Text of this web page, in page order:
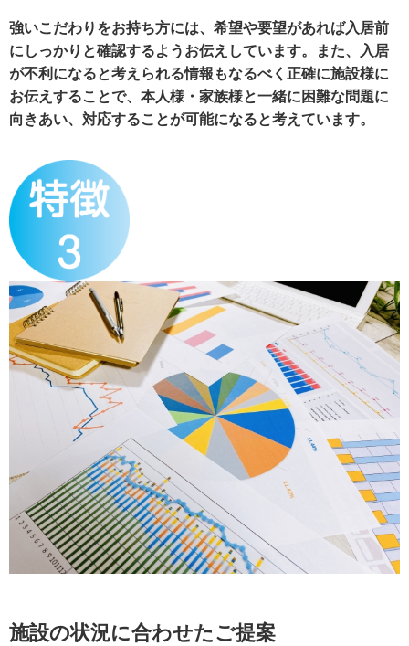
強いこだわりをお持ち方には、希望や要望があれば入居前
にしっかりと確認するようお伝えしています。また、入居
が不利になると考えられる情報もなるべく正確に施設様に
お伝えすることで、本人様・家族様と一緒に困難な問題に
向きあい、対応することが可能になると考えています。
施設の状況に合わせたご提案